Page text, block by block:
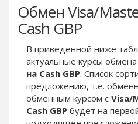
Обмен Visa/
Cash GBP
В приведенной ниже
актуальные курсы обмена
на Cash GBP. Список
предложению, т.е.
обменным курсом с Visa/
Cash GBP будет на
Payeer Tether ERC20
(USDT)
Payeer UAH
ЮMoney RUB
ЮMoney KZT
PayPal USD
PayPal EUR
PayPal GBP